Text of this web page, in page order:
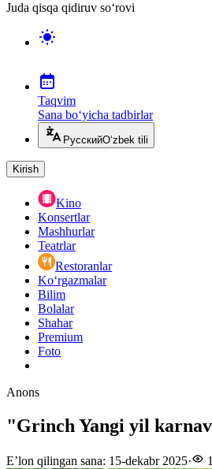
Juda qisqa qidiruv so‘rovi
Taqvim
Sana bo‘yicha tadbirlar
РусскийO‘zbek tili
Kirish
Kino
Konsertlar
Mashhurlar
Teatrlar
Restoranlar
Ko‘rgazmalar
Bilim
Bolalar
Shahar
Premium
Foto
Anons
"Grinch Yangi yil
E’lon qilingan sana: 15-dekabr 2025·